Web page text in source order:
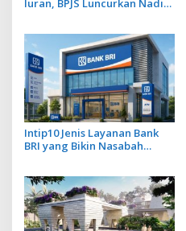
Iuran, BPJS Luncurkan Nadi
Intip10 Jenis Layanan Bank
BRI yang Bikin Nasabah